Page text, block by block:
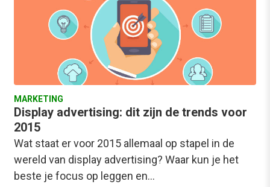
MARKETING
Display advertising: dit zijn de trends voor
2015
Wat staat er voor 2015 allemaal op stapel in de
wereld van display advertising? Waar kun je het
beste je focus op leggen en…